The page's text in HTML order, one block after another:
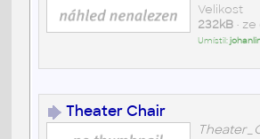
Velikost
232kB•
Umístil:
Theater Chair